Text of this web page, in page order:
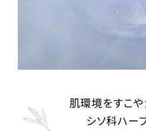
i
l
肌環境をすこ
シソ科ハー